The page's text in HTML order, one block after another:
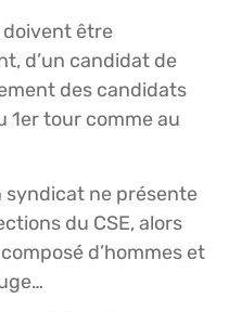
doivent être
d’un candidat de
des candidats
1er tour comme au
syndicat ne présente
du CSE, alors
d’hommes et